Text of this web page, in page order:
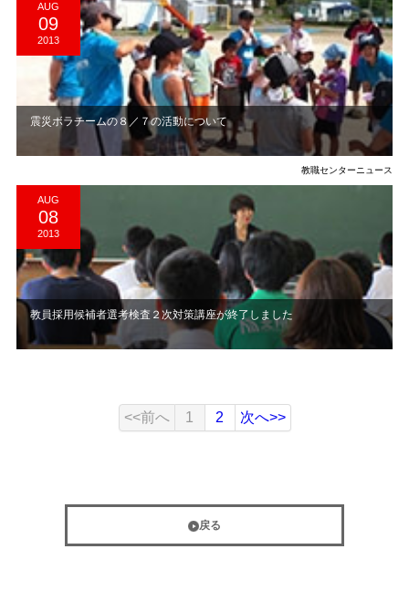
AUG
09
2013
震災ボラチームの８／７の活動について
教職センターニュース
AUG
08
2013
教員採用候補者選考検査２次対策講座が終了しました
<<前へ 1 2 次へ>>
戻る